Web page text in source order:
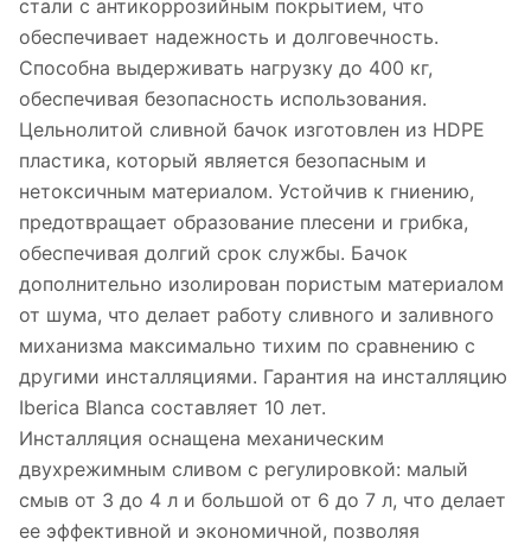
стали с антикоррозийным покрытием, что
обеспечивает надежность и долговечность.
Способна выдерживать нагрузку до 400 кг,
обеспечивая безопасность использования.
Цельнолитой сливной бачок изготовлен из HDPE
пластика, который является безопасным и
нетоксичным материалом. Устойчив к гниению,
предотвращает образование плесени и грибка,
обеспечивая долгий срок службы. Бачок
дополнительно изолирован пористым материалом
от шума, что делает работу сливного и заливного
миханизма максимально тихим по сравнению с
другими инсталляциями. Гарантия на инсталляцию
Iberica Blanca составляет 10 лет.
Инсталляция оснащена механическим
двухрежимным сливом с регулировкой: малый
смыв от 3 до 4 л и большой от 6 до 7 л, что делает
ее эффективной и экономичной, позволяя